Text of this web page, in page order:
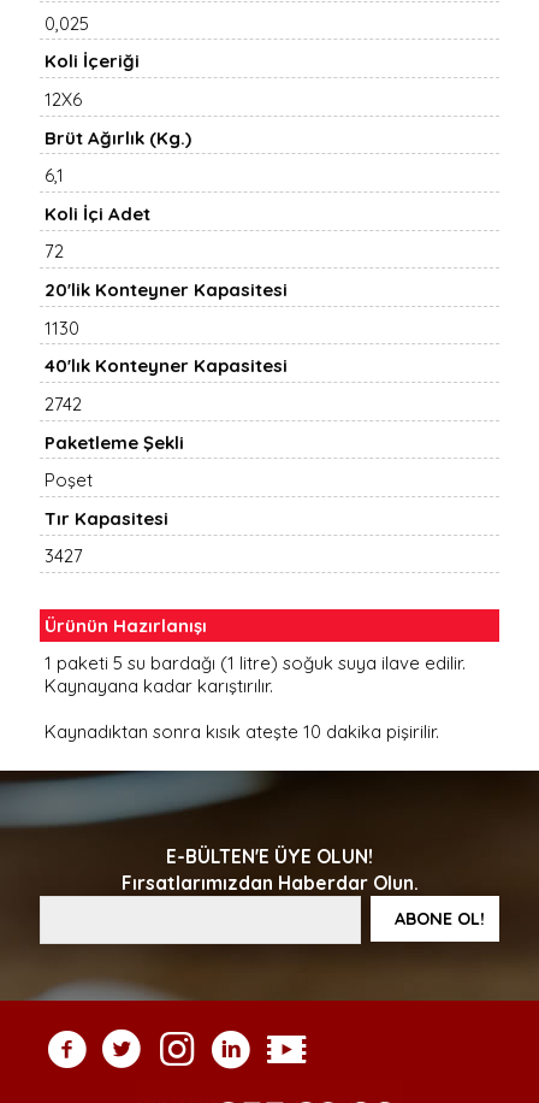
0,025
Koli İçeriği
12X6
Brüt Ağırlık (Kg.)
6,1
Koli İçi Adet
72
20'lik Konteyner Kapasitesi
1130
40'lık Konteyner Kapasitesi
2742
Paketleme Şekli
Poşet
Tır Kapasitesi
3427
Ürünün Hazırlanışı
1 paketi 5 su bardağı (1 litre) soğuk suya ilave edilir.
Kaynayana kadar karıştırılır.
Kaynadıktan sonra kısık ateşte 10 dakika pişirilir.
E-BÜLTEN'E ÜYE OLUN!
Fırsatlarımızdan Haberdar Olun.